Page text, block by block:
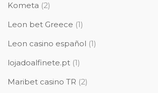
Kometa (2)
Leon bet Greece (1)
Leon casino español (1)
lojadoalfinete.pt (1)
Maribet casino TR (2)